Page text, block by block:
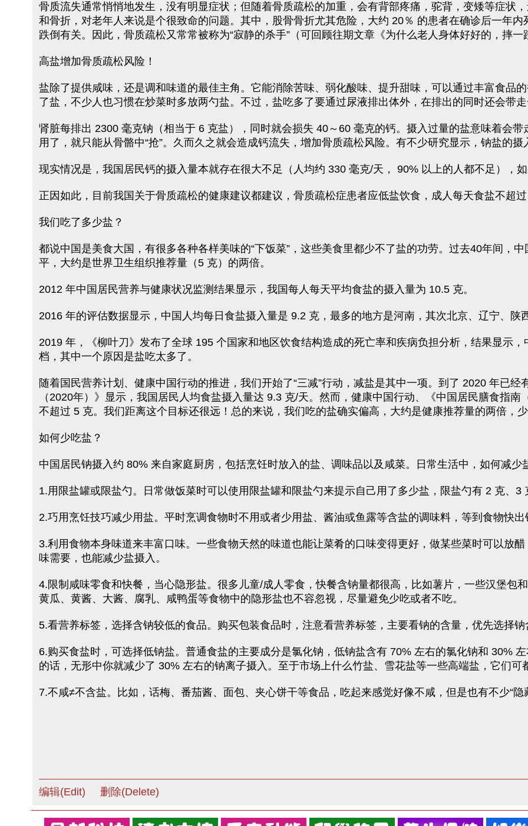
骨质流失通常悄悄地发生，没有明显症状；但随着骨质疏松的加重，会有背部疼痛，驼背，变矮等症状
和骨折，对老年人来说是个很致命的问题。其中，股骨骨折尤其危险，大约 20％ 的患者在确诊后一年
跌倒有关。因此，骨质疏松又常常被称为“寂静的杀手”（可回顾往期文章《为什么老人身体好好的，摔一
高盐增加骨质疏松风险！
盐除了提供咸味，还是调和味道的最佳主角。它能消除苦味、弱化酸味、提升甜味，可以通过丰富食品
了盐，不少人也习惯在炒菜时多放两勺盐。不过，盐吃多了要通过尿液排出体外，在排出的同时还会带
肾脏每排出 2300 毫克钠（相当于 6 克盐），同时就会损失 40～60 毫克的钙。摄入过量的盐意味着会
用了，就只能从骨骼中“抢”。久而久之就会造成钙流失，增加骨质疏松风险。有不少研究显示，钠盐的摄
现实情况是，我国居民钙的摄入量本就存在很大不足（人均约 330 毫克/天， 90% 以上的人都不足），
正因如此，目前我国关于骨质疏松的健康建议都建议，骨质疏松症患者应低盐饮食，成人每天食盐不超过
我们吃了多少盐？
都说中国是美食大国，有很多各种各样美味的“下饭菜”，这些美食里都少不了盐的功劳。过去40年间，
平，大约是世界卫生组织推荐量（5 克）的两倍。
2012 年中国居民营养与健康状况监测结果显示，我国每人每天平均食盐的摄入量为 10.5 克。
2016 年的评估数据显示，中国人均每日食盐摄入量是 9.2 克，最多的地方是河南，其次北京、辽宁、陕
2019 年，《柳叶刀》发布了全球 195 个国家和地区饮食结构造成的死亡率和疾病负担分析，结果显示
档，其中一个原因是盐吃太多了。
随着国民营养计划、健康中国行动的推进，我们开始了“三减”行动，减盐是其中一项。到了 2020 年已
（2020年）》显示，我国居民人均食盐摄入量达 9.3 克/天。然而，健康中国行动、《中国居民膳食指
不超过 5 克。我们距离这个目标还很远！总的来说，我们吃的盐确实偏高，大约是健康推荐量的两倍，
如何少吃盐？
中国居民钠摄入约 80% 来自家庭厨房，包括烹饪时放入的盐、调味品以及咸菜。日常生活中，如何减少
1.用限盐罐或限盐勺。日常做饭菜时可以使用限盐罐和限盐勺来提示自己用了多少盐，限盐勺有 2 克、3
2.巧用烹饪技巧减少用盐。平时烹调食物时不用或者少用盐、酱油或鱼露等含盐的调味料，等到食物快出
3.利用食物本身味道来丰富口味。一些食物天然的味道也能让菜肴的口味变得更好，做某些菜时可以放
味需要，也能减少盐摄入。
4.限制咸味零食和快餐，当心隐形盐。很多儿童/成人零食，快餐含钠量都很高，比如薯片，一些汉堡包
黄瓜、黄酱、大酱、腐乳、咸鸭蛋等食物中的隐形盐也不容忽视，尽量避免少吃或者不吃。
5.看营养标签，选择含钠较低的食品。购买包装食品时，注意看营养标签，主要看钠的含量，优先选择钠
6.购买食盐时，可选择低钠盐。普通食盐的主要成分是氯化钠，低钠盐含有 70% 左右的氯化钠和 30%
的话，无形中你就减少了 30% 左右的钠离子摄入。至于市场上什么竹盐、雪花盐等一些高端盐，它们可
7.不咸≠不含盐。比如，话梅、番茄酱、面包、夹心饼干等食品，吃起来感觉好像不咸，但是也有不少“隐
编辑(Edit) 删除(Delete)